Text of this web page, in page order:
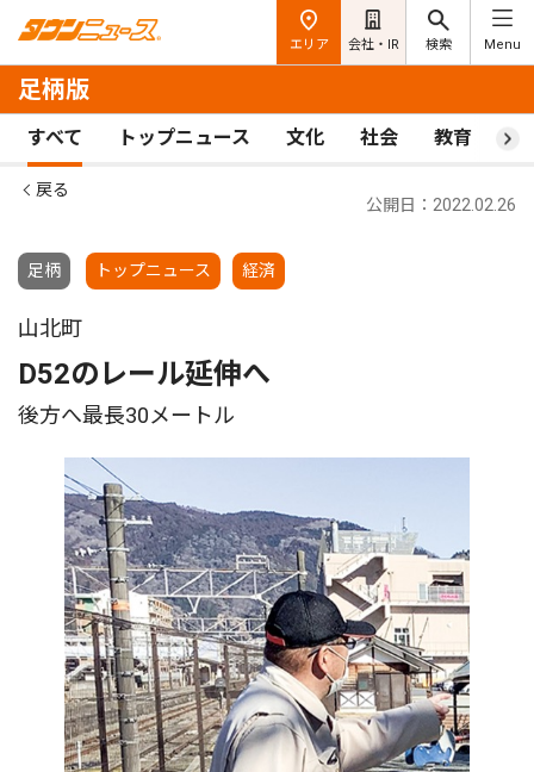
エリア 会社・IR 検索 Menu
足柄版
すべて トップニュース 文化 社会 教育 ス
戻る
足柄 トップニュース 経済
公開日：2022.02.26
山北町
D52のレール延伸へ
後方へ最長30メートル